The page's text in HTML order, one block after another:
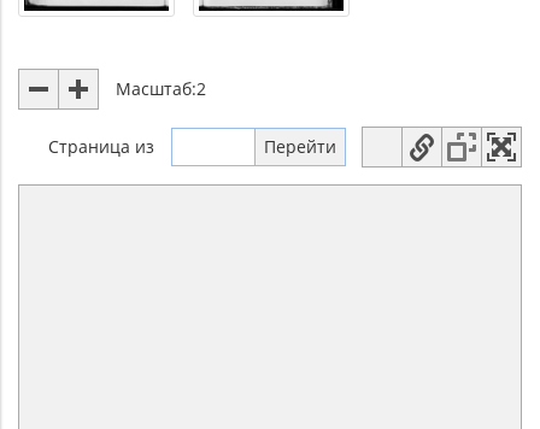
Масштаб:2
Страница из